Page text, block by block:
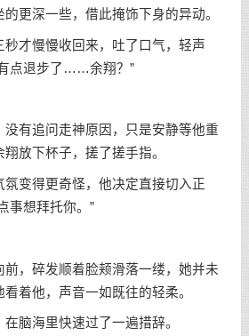
更深一些，借此掩饰下身的异动。
才慢慢收回来，吐了口气，轻声
点退步了……余翔？”
有追问走神原因，只是安静等他重
下杯子，搓了搓手指。
变得更奇怪，他决定直接切入正
事想拜托你。”
，碎发顺着脸颊滑落一缕，她并未
着他，声音一如既往的轻柔。
海里快速过了一遍措辞。